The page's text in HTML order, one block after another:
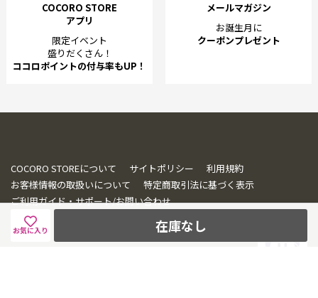
在庫なし
お気に入り
COCORO STORE
アプリ
限定イベント
盛りだくさん！
ココロポイントの付与率もUP！
メールマガジン
お誕生月に
クーポンプレゼント
COCORO STOREについて サイトポリシー
利用規約
お客様情報の取扱いについて
特定商取引法に基づく表示
ご利用ガイド・サポート/お問い合わせ